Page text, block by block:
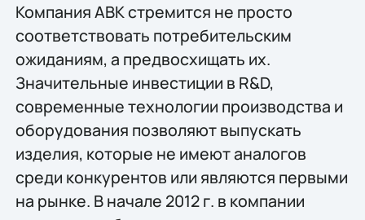
Компания АВК стремится не просто
соответствовать потребительским
ожиданиям, а предвосхищать их.
Значительные инвестиции в R&D,
современные технологии производства и
оборудования позволяют выпускать
изделия, которые не имеют аналогов
среди конкурентов или являются первыми
на рынке. В начале 2012 г. в компании